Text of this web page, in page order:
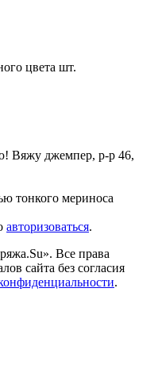
цвета шт.
Вяжу джемпер, р-р 46,
тонкого мериноса
авторизоваться.
Все права
сайта без согласия
.